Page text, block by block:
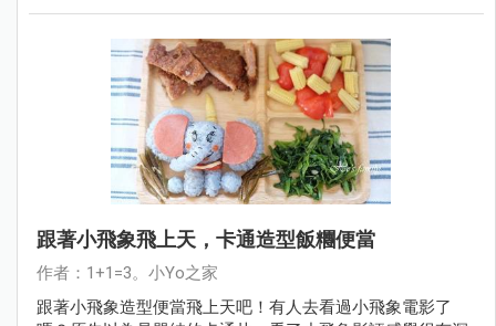
跟著小飛象飛上天，卡通造型飯糰便當
作者：1+1=3。小Yo之家
跟著小飛象造型便當飛上天吧！有人去看過小飛象電影了